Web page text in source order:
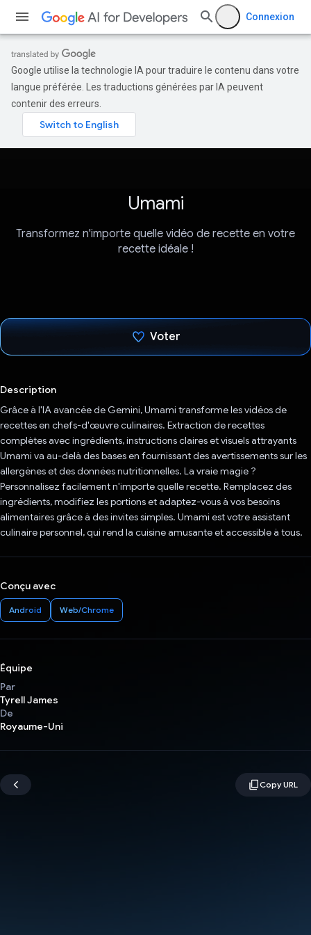
Connexion
Google utilise la technologie IA pour traduire le contenu dans votre
langue préférée. Les traductions générées par IA peuvent
contenir des erreurs.
Umami
Transformez n'importe quelle vidéo de recette en votre
recette idéale !
Voter
Description
Grâce à l'IA avancée de Gemini, Umami transforme les vidéos de
recettes en chefs-d'œuvre culinaires. Extraction de recettes
complètes avec ingrédients, instructions claires et visuels attrayants
Umami va au-delà des bases en fournissant des avertissements sur les
allergènes et des données nutritionnelles. La vraie magie ?
Personnalisez facilement n'importe quelle recette. Remplacez des
ingrédients, modifiez les portions et adaptez-vous à vos besoins
alimentaires grâce à des invites simples. Umami est votre assistant
culinaire personnel, qui rend la cuisine amusante et accessible à tous.
Conçu avec
Android Web/Chrome
Équipe
Par
Tyrell James
De
Royaume-Uni